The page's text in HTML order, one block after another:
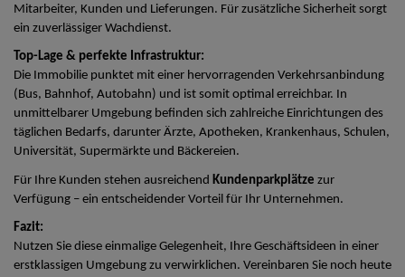
Mitarbeiter, Kunden und Lieferungen. Für zusätzliche Sicherheit sorgt
ein zuverlässiger Wachdienst.
Top-Lage & perfekte Infrastruktur:
Die Immobilie punktet mit einer hervorragenden Verkehrsanbindung
(Bus, Bahnhof, Autobahn) und ist somit optimal erreichbar. In
unmittelbarer Umgebung befinden sich zahlreiche Einrichtungen des
täglichen Bedarfs, darunter Ärzte, Apotheken, Krankenhaus, Schulen,
Universität, Supermärkte und Bäckereien.
Für Ihre Kunden stehen ausreichend Kundenparkplätze zur
Verfügung – ein entscheidender Vorteil für Ihr Unternehmen.
Fazit:
Nutzen Sie diese einmalige Gelegenheit, Ihre Geschäftsideen in einer
erstklassigen Umgebung zu verwirklichen. Vereinbaren Sie noch heute